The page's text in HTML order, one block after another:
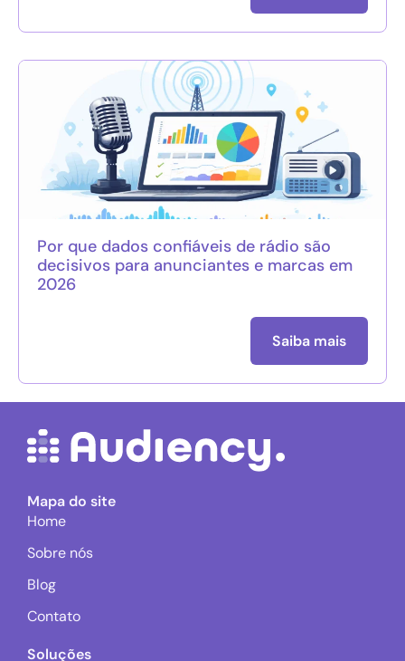
Por que dados confiáveis de rádio são
decisivos para anunciantes e marcas em
2026
Saiba mais
Mapa do site
Home
Sobre nós
Blog
Contato
Soluções